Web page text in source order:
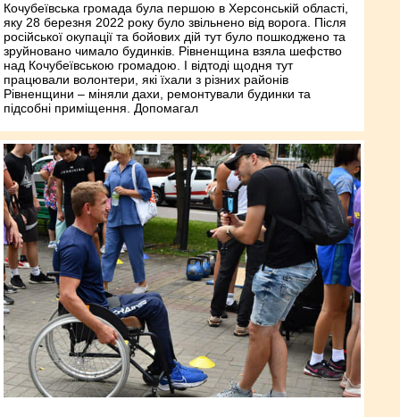
Кочубеївська громада була першою в Херсонській області,
яку 28 березня 2022 року було звільнено від ворога. Після
російської окупації та бойових дій тут було пошкоджено та
зруйновано чимало будинків. Рівненщина взяла шефство
над Кочубеївською громадою. І відтоді щодня тут
працювали волонтери, які їхали з різних районів
Рівненщини – міняли дахи, ремонтували будинки та
підсобні приміщення. Допомагал